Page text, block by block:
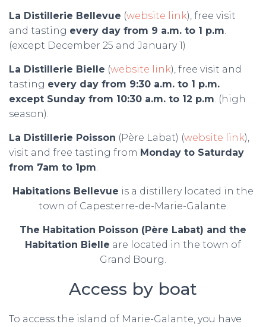
La Distillerie Bellevue (website link), free visit
and tasting every day from 9 a.m. to 1 p.m.
(except December 25 and January 1)
La Distillerie Bielle (website link), free visit and
tasting every day from 9:30 a.m. to 1 p.m.
except Sunday from 10:30 a.m. to 12 p.m. (high
season).
La Distillerie Poisson (Père Labat) (website link),
visit and free tasting from Monday to Saturday
from 7am to 1pm.
Habitations Bellevue is a distillery located in the
town of Capesterre-de-Marie-Galante.
The Habitation Poisson (Père Labat) and the
Habitation Bielle are located in the town of
Grand Bourg.
Access by boat
To access the island of Marie-Galante, you have